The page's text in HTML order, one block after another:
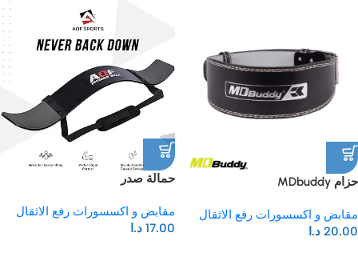
حزام MDbuddy
مقابض و اكسسورات رفع الاثقال
20.00 د.ا
حمالة صدر
مقابض و اكسسورات رفع الاثقال
17.00 د.ا